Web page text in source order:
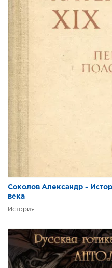
Соколов Александр -
века
История